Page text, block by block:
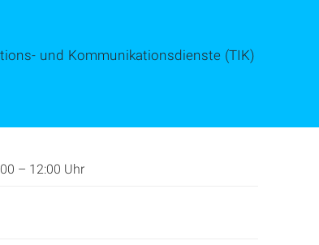
und Kommunikationsdienste (TIK)
– 12:00 Uhr